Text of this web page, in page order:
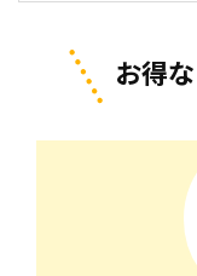
お得